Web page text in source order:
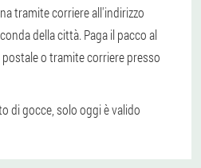
tramite corriere all'indirizzo
della città. Paga il pacco al
o tramite corriere presso
di gocce, solo oggi è valido